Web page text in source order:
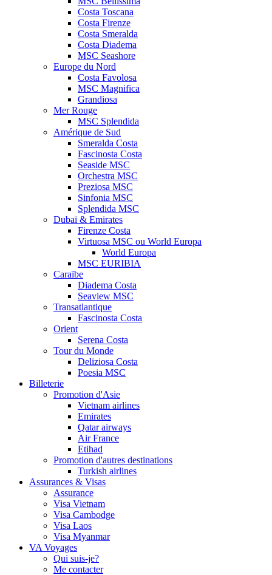
Costa Toscana
Costa Firenze
Costa Smeralda
Costa Diadema
MSC Seashore
Europe du Nord
Costa Favolosa
MSC Magnifica
Grandiosa
Mer Rouge
MSC Splendida
Amérique de Sud
Smeralda Costa
Fascinosta Costa
Seaside MSC
Orchestra MSC
Preziosa MSC
Sinfonia MSC
Splendida MSC
Dubaï & Emirates
Firenze Costa
Virtuosa MSC ou World Europa
World Europa
MSC EURIBIA
Caraïbe
Diadema Costa
Seaview MSC
Transatlantique
Fascinosta Costa
Orient
Serena Costa
Tour du Monde
Deliziosa Costa
Poesia MSC
Billeterie
Promotion d'Asie
Vietnam airlines
Emirates
Qatar airways
Air France
Etihad
Promotion d'autres destinations
Turkish airlines
Assurances & Visas
Assurance
Visa Vietnam
Visa Cambodge
Visa Laos
Visa Myanmar
VA Voyages
Qui suis-je?
Me contacter